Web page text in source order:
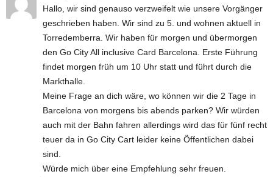
Hallo, wir sind genauso verzweifelt wie unsere Vorgänger
geschrieben haben. Wir sind zu 5. und wohnen aktuell in
Torredemberra. Wir haben für morgen und übermorgen
den Go City All inclusive Card Barcelona. Erste Führung
findet morgen früh um 10 Uhr statt und führt durch die
Markthalle.
Meine Frage an dich wäre, wo können wir die 2 Tage in
Barcelona von morgens bis abends parken? Wir würden
auch mit der Bahn fahren allerdings wird das für fünf recht
teuer da in Go City Cart leider keine Öffentlichen dabei
sind.
Würde mich über eine Empfehlung sehr freuen.